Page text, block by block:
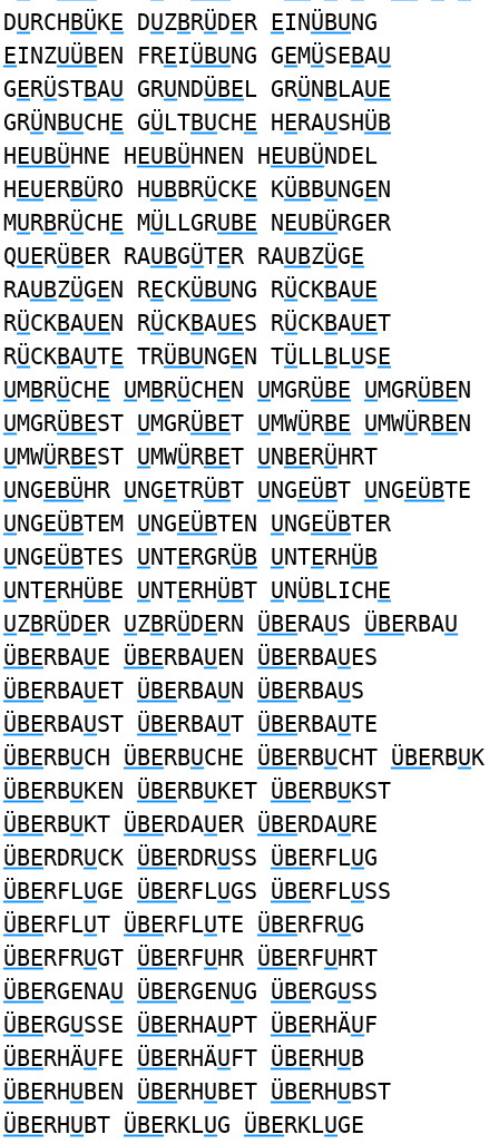
DURCHBÜKE DUZBRÜDER EINÜBUNG
EINZUÜBEN FREIÜBUNG GEMÜSEBAU
GERÜSTBAU GRUNDÜBEL GRÜNBLAUE
GRÜNBUCHE GÜLTBUCHE HERAUSHÜB
HEUBÜHNE HEUBÜHNEN HEUBÜNDEL
HEUERBÜRO HUBBRÜCKE KÜBBUNGEN
MURBRÜCHE MÜLLGRUBE NEUBÜRGER
QUERÜBER RAUBGÜTER RAUBZÜGE
RAUBZÜGEN RECKÜBUNG RÜCKBAUE
RÜCKBAUEN RÜCKBAUES RÜCKBAUET
RÜCKBAUTE TRÜBUNGEN TÜLLBLUSE
UMBRÜCHE UMBRÜCHEN UMGRÜBE UMGRÜBEN
UMGRÜBEST UMGRÜBET UMWÜRBE UMWÜRBEN
UMWÜRBEST UMWÜRBET UNBERÜHRT
UNGEBÜHR UNGETRÜBT UNGEÜBT UNGEÜBTE
UNGEÜBTEM UNGEÜBTEN UNGEÜBTER
UNGEÜBTES UNTERGRÜB UNTERHÜB
UNTERHÜBE UNTERHÜBT UNÜBLICHE
UZBRÜDER UZBRÜDERN ÜBERAUS ÜBERBAU
ÜBERBAUE ÜBERBAUEN ÜBERBAUES
ÜBERBAUET ÜBERBAUN ÜBERBAUS
ÜBERBAUST ÜBERBAUT ÜBERBAUTE
ÜBERBUCH ÜBERBUCHE ÜBERBUCHT ÜBERBUK
ÜBERBUKEN ÜBERBUKET ÜBERBUKST
ÜBERBUKT ÜBERDAUER ÜBERDAURE
ÜBERDRUCK ÜBERDRUSS ÜBERFLUG
ÜBERFLUGE ÜBERFLUGS ÜBERFLUSS
ÜBERFLUT ÜBERFLUTE ÜBERFRUG
ÜBERFRUGT ÜBERFUHR ÜBERFUHRT
ÜBERGENAU ÜBERGENUG ÜBERGUSS
ÜBERGUSSE ÜBERHAUPT ÜBERHÄUF
ÜBERHÄUFE ÜBERHÄUFT ÜBERHUB
ÜBERHUBEN ÜBERHUBET ÜBERHUBST
ÜBERHUBT ÜBERKLUG ÜBERKLUGE